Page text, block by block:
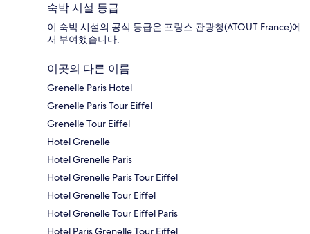
숙박 시설 등급
이 숙박 시설의 공식 등급은 프랑스 관광청(ATOUT France)에
서 부여했습니다.
이곳의 다른 이름
Grenelle Paris Hotel
Grenelle Paris Tour Eiffel
Grenelle Tour Eiffel
Hotel Grenelle
Hotel Grenelle Paris
Hotel Grenelle Paris Tour Eiffel
Hotel Grenelle Tour Eiffel
Hotel Grenelle Tour Eiffel Paris